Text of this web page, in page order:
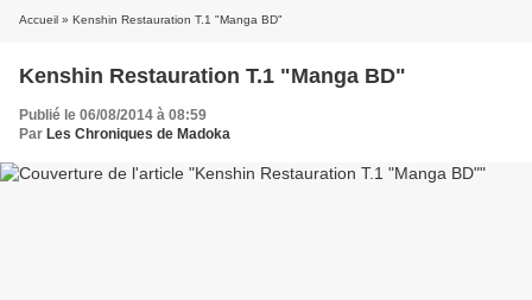
Accueil » Kenshin Restauration T.1 "Manga BD"
Kenshin Restauration T.1 "Manga BD"
Publié le 06/08/2014 à 08:59
Par Les Chroniques de Madoka